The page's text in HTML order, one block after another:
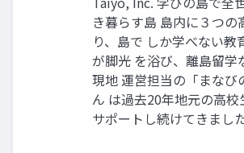
き暮らす島 島内に３つの
り、島で しか学べない教
が脚光 を浴び、離島留学
現地 運営担当の「まなび
ん は過去20年地元の⾼校
サポートし続けてきまし